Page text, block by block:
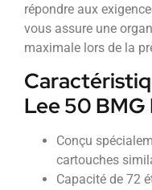
répondre aux
vous assure une
maximale lors de la
Lee 50
Conçu
cartouches
Capacité de 72